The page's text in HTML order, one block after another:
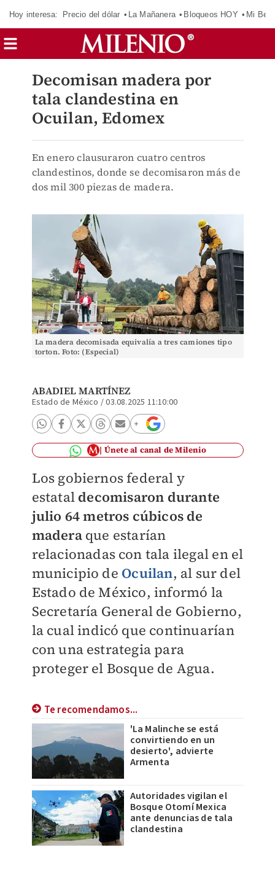
Hoy interesa: Precio del dólar La Mañanera Bloqueos HOY Mi
Decomisan madera por
tala clandestina en
Ocuilan, Edomex
En enero clausuraron cuatro centros
clandestinos, donde se decomisaron más de
dos mil 300 piezas de madera.
La madera decomisada equivalía a tres camiones tipo
torton. Foto: (Especial)
ABADIEL MARTÍNEZ
Estado de México /03.08.2025 11:10:00
Únete al canal de Milenio
Los gobiernos federal y
estatal decomisaron durante
julio 64 metros cúbicos de
maderaque estarían
relacionadas con tala ilegal en el
municipio de Ocuilan, al sur del
Estado de México, informó la
Secretaría General de Gobierno,
la cual indicó que continuarían
con una estrategia para
proteger el Bosque de Agua.
Te recomendamos...
'La Malinche se está
convirtiendo en un
desierto', advierte
Armenta
Autoridades vigilan el
Bosque Otomí Mexica
ante denuncias de tala
clandestina